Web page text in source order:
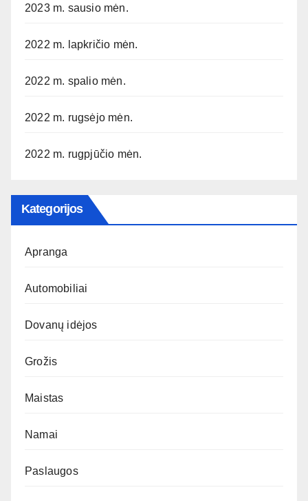
2023 m. sausio mėn.
2022 m. lapkričio mėn.
2022 m. spalio mėn.
2022 m. rugsėjo mėn.
2022 m. rugpjūčio mėn.
Kategorijos
Apranga
Automobiliai
Dovanų idėjos
Grožis
Maistas
Namai
Paslaugos